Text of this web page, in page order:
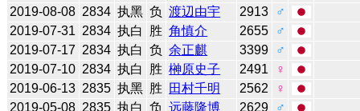
2019-08-08 2834 执黑 负 渡辺由宇 2913
♂
2019-07-31 2834 执白 胜 角慎介 2655
♂
2019-07-17 2834 执白 负 余正麒 3399
♂
2019-07-10 2834 执白 胜 榊原史子 2491
♀
2019-06-13 2835 执黑 胜 田村千明 2562
♀
2019-05-08 2835 执白 负 远藤隆博 2629
♂